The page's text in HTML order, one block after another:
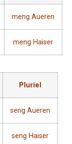
meng Aueren
meng Haiser
Pluriel
seng Aueren
seng Haiser